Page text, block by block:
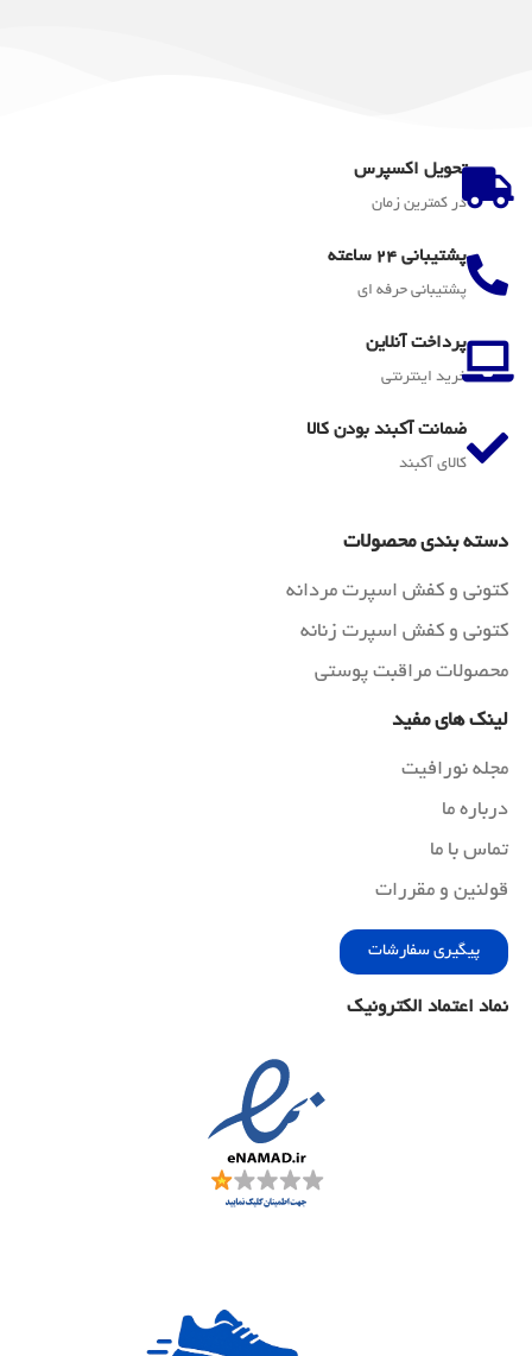
تحویل اکسپرس
در کمترین زمان
پشتیبانی 24 ساعته
پشتیبانی حرفه ای
پرداخت آنلاین
خرید اینترنتی
ضمانت آکبند بودن کالا
کالای آکبند
دسته بندی محصولات
کتونی و کفش اسپرت مردانه
کتونی و کفش اسپرت زنانه
محصولات مراقبت پوستی
لینک های مفید
مجله نورافیت
درباره ما
تماس با ما
قولنین و مقررات
پیگیری سفارشات
نماد اعتماد الکترونیک